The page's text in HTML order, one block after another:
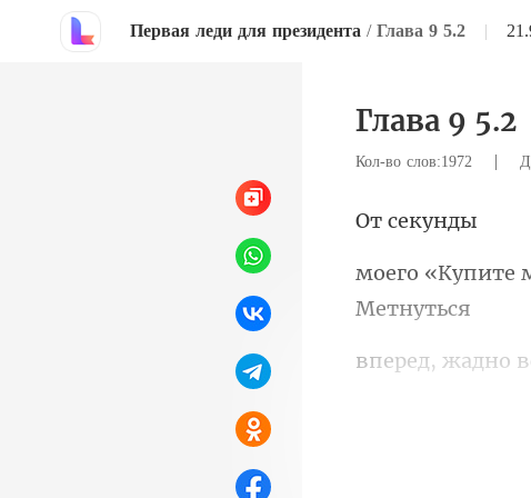
Первая леди для президента / Глава 9 5.2 |
Глава 9 5.2
Кол-во слов:1972 |
сек